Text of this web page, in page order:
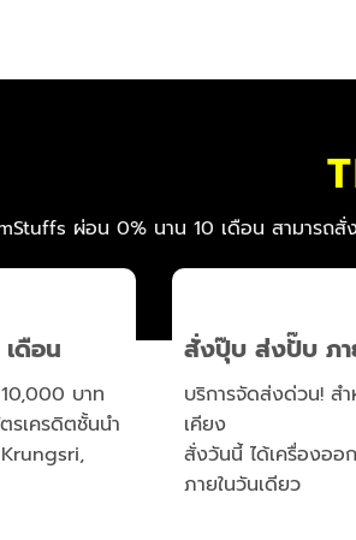
ผ่อน 0% นาน 10 เดือน สามารถสั่
ดือน
บาท
รเครดิตชั้นนำ
สั่งปุ๊บ ส่งปั๊บ ภา
บริการจัดส่งด่วน! ส
เคียง
สั่งวันนี้ ได้เครื่องออ
ภายในวันเดียว